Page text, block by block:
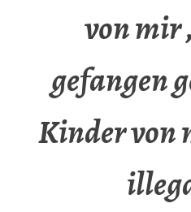
von mir
gefangen
Kinder von